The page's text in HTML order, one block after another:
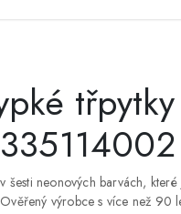
šesti neonových barvách,
výrobce s více než 90